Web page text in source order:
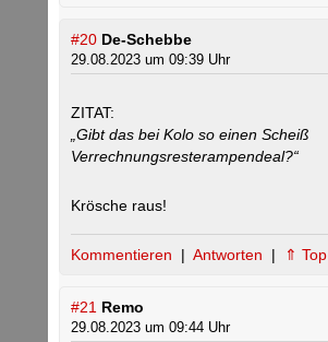
#20 De-Schebbe
29.08.2023 um 09:39 Uhr
ZITAT:
„Gibt das bei Kolo so einen Scheiß
Verrechnungsresterampendeal?“
Krösche raus!
Kommentieren | Antworten | ⇑ Top
#21 Remo
29.08.2023 um 09:44 Uhr